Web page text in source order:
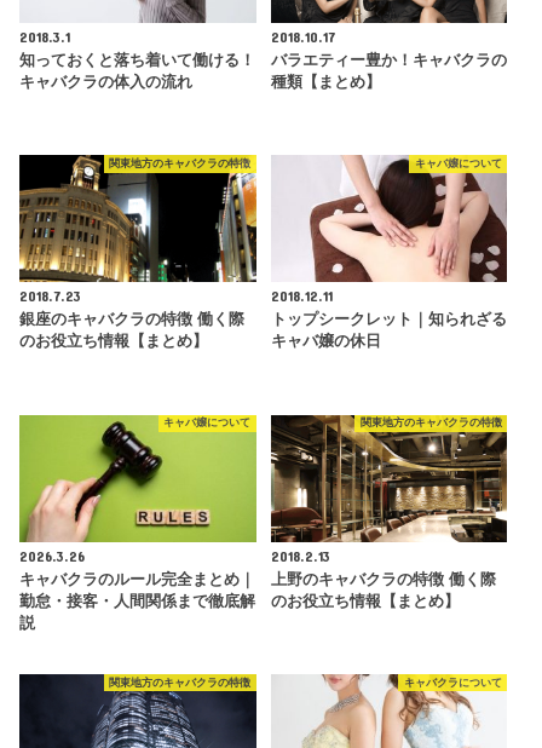
2018.3.1
知っておくと落ち着いて働ける！
キャバクラの体入の流れ
2018.10.17
バラエティー豊か！キャバクラの
種類【まとめ】
関東地方のキャバクラの特徴
2018.7.23
銀座のキャバクラの特徴 働く際
のお役立ち情報【まとめ】
キャバ嬢について
2018.12.11
トップシークレット｜知られざる
キャバ嬢の休日
キャバ嬢について
2026.3.26
キャバクラのルール完全まとめ｜
勤怠・接客・人間関係まで徹底解
説
関東地方のキャバクラの特徴
2018.2.13
上野のキャバクラの特徴 働く際
のお役立ち情報【まとめ】
関東地方のキャバクラの特徴 キャバクラについて